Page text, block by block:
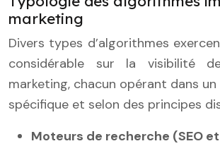
marketing
Divers types d’algorithmes
considérable sur la visibilité
marketing, chacun opérant dans
spécifique et selon des principes
Moteurs de recherche (SEO et